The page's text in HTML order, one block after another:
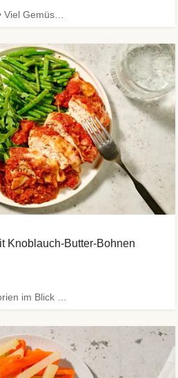
Knoblauch-Butter-Bohnen